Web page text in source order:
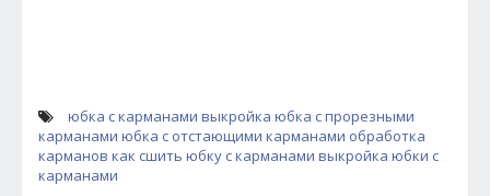
юбка с карманами выкройка юбка с прорезными
карманами юбка с отстающими карманами обработка
карманов как сшить юбку с карманами выкройка юбки с
карманами